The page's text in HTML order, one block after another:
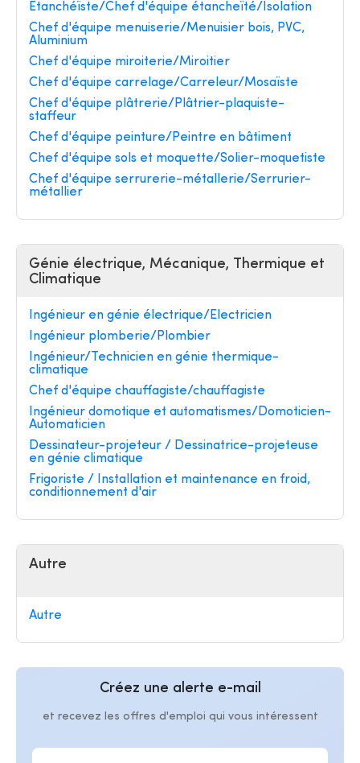
Etanchéïste/Chef d'équipe étancheïté/Isolation
Chef d'équipe menuiserie/Menuisier bois, PVC,
Aluminium
Chef d'équipe miroiterie/Miroitier
Chef d'équipe carrelage/Carreleur/Mosaïste
Chef d'équipe plâtrerie/Plâtrier-plaquiste-
staffeur
Chef d'équipe peinture/Peintre en bâtiment
Chef d'équipe sols et moquette/Solier-moquetiste
Chef d'équipe serrurerie-métallerie/Serrurier-
métallier
Génie électrique, Mécanique, Thermique et
Climatique
Ingénieur en génie électrique/Electricien
Ingénieur plomberie/Plombier
Ingénieur/Technicien en génie thermique-
climatique
Chef d'équipe chauffagiste/chauffagiste
Ingénieur domotique et automatismes/Domoticien-
Automaticien
Dessinateur-projeteur / Dessinatrice-projeteuse
en génie climatique
Frigoriste / Installation et maintenance en froid,
conditionnement d'air
Autre
Autre
Créez une alerte e-mail
et recevez les offres d'emploi qui vous intéressent